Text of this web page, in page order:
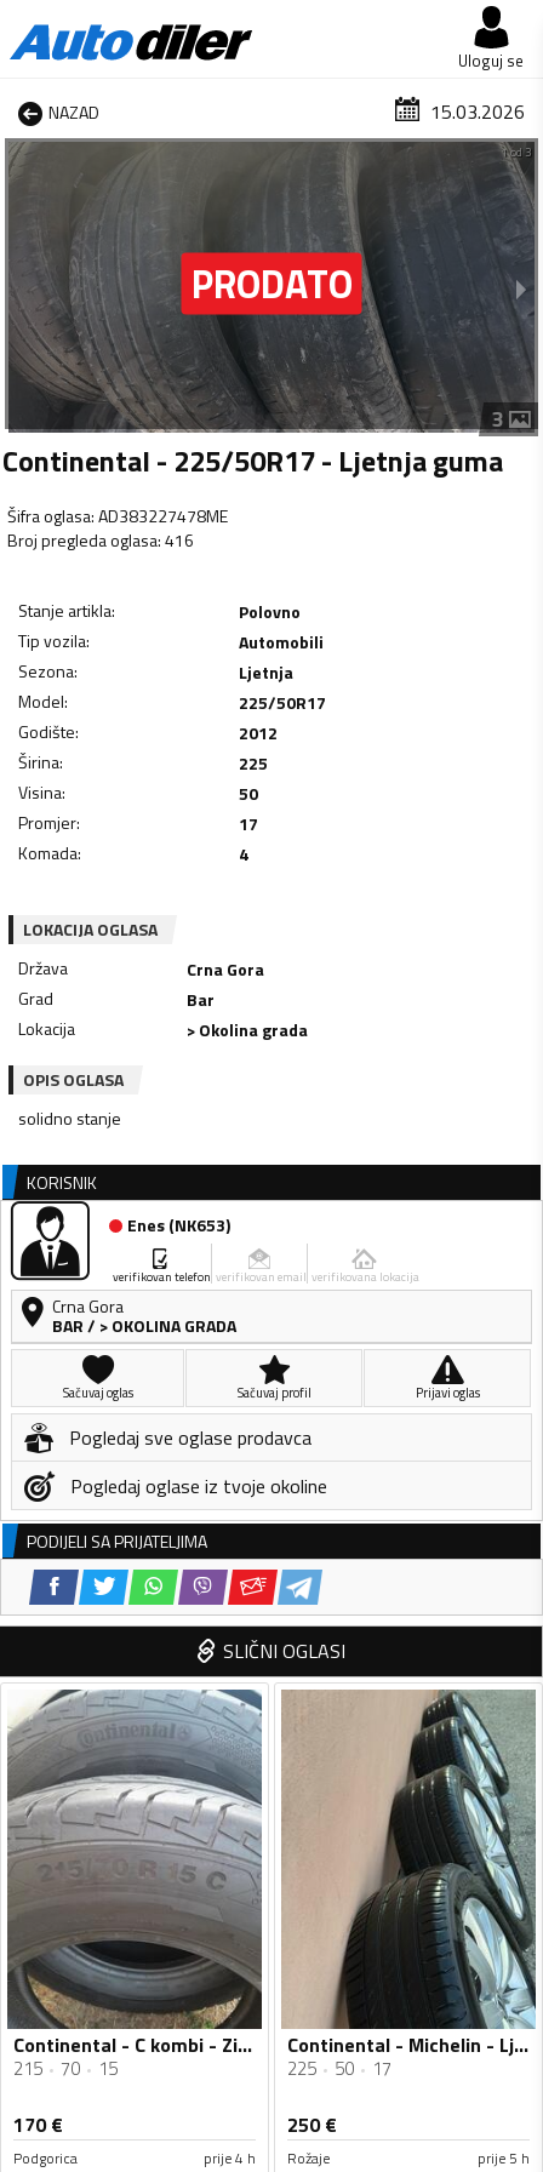
Uloguj se
NAZAD 15.03.2026
1 od 3
3
Continental - 225/50R17 - Ljetnja guma
Šifra oglasa:AD383227478ME
Broj pregleda oglasa:416
Stanje artikla:
Polovno
Tip vozila:
Automobili
Sezona:
Ljetnja
Model:
225/50R17
Godište:
2012
Širina:
225
Visina:
50
Promjer:
17
Komada: 4
LOKACIJA OGLASA
Država
Crna Gora
Grad
Bar
Lokacija
> Okolina grada
OPIS OGLASA
solidno stanje
KORISNIK
Enes(NK653)
verifikovan telefon verifikovan email verifikovana lokacija
Crna Gora
BAR/ > OKOLINA GRADA
Sačuvaj oglas Sačuvaj profil Prijavi oglas
Pogledaj sve oglase prodavca
Pogledaj oglase iz tvoje okoline
PODIJELI SA PRIJATELJIMA
SLIČNI OGLASI
Continental - C kombi - Zimska guma
215 70 15
170€
Podgorica prije 4 h
Continental - Michelin - Ljetnja guma
225 50 17
250€
Rožaje prije 5 h